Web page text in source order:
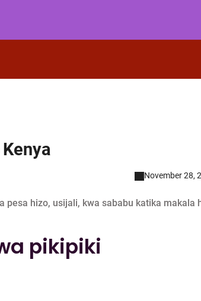
November 28,
pesa hizo, usijali, kwa sababu katika makala
pikipiki